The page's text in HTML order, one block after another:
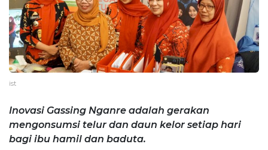
ist
Inovasi Gassing Nganre adalah gerakan
mengonsumsi telur dan daun kelor setiap hari
bagi ibu hamil dan baduta.